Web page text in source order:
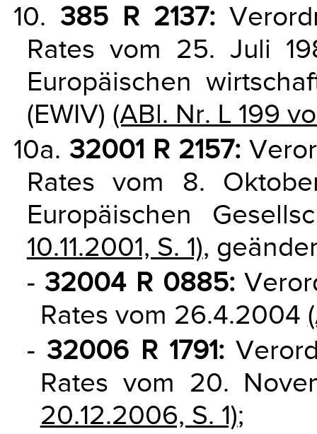
10. 385 R 2137:
Rates vom 25. Juli
Europäischen
(EWIV) (ABl. Nr. L 199
10a. 32001 R 2157:
Rates vom 8.
Europäischen
10.11.2001, S. 1),
- 32004 R 0885:
Rates vom 26.4.2004
- 32006 R 1791:
Rates vom 20.
20.12.2006, S. 1);